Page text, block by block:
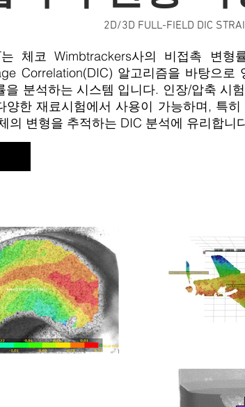
2D/3D FULL-FIELD DIC
는 체코 Wimbtrackers사의 비접촉 변형
Correlation(DIC) 알고리즘을 바탕으로
을 분석하는 시스템 입니다. 인장/압축 시
양한 재료시험에서 사용이 가능하며, 특
의 변형을 추적하는 DIC 분석에 유리합니